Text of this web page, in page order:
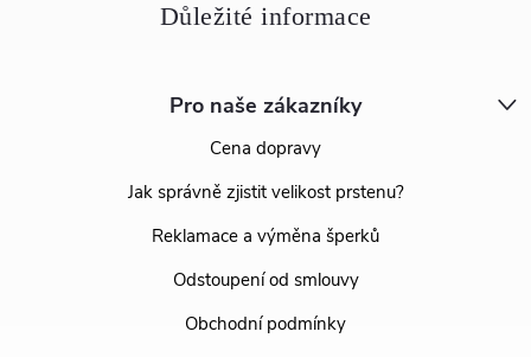
Pro naše zákazníky
Cena dopravy
Jak správně zjistit velikost prstenu?
Reklamace a výměna šperků
Odstoupení od smlouvy
Obchodní podmínky